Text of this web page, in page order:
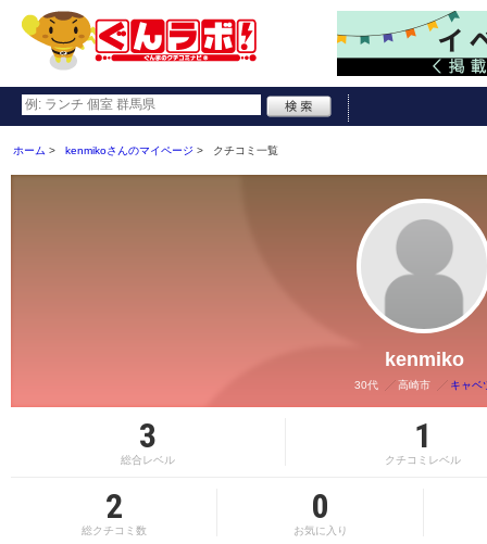
ホーム kenmikoさんのマイページ クチコミ一覧
kenmiko
30代 高崎市 キャベ
3
総合レベル
1
クチコミレベル
2
総クチコミ数
0
お気に入り